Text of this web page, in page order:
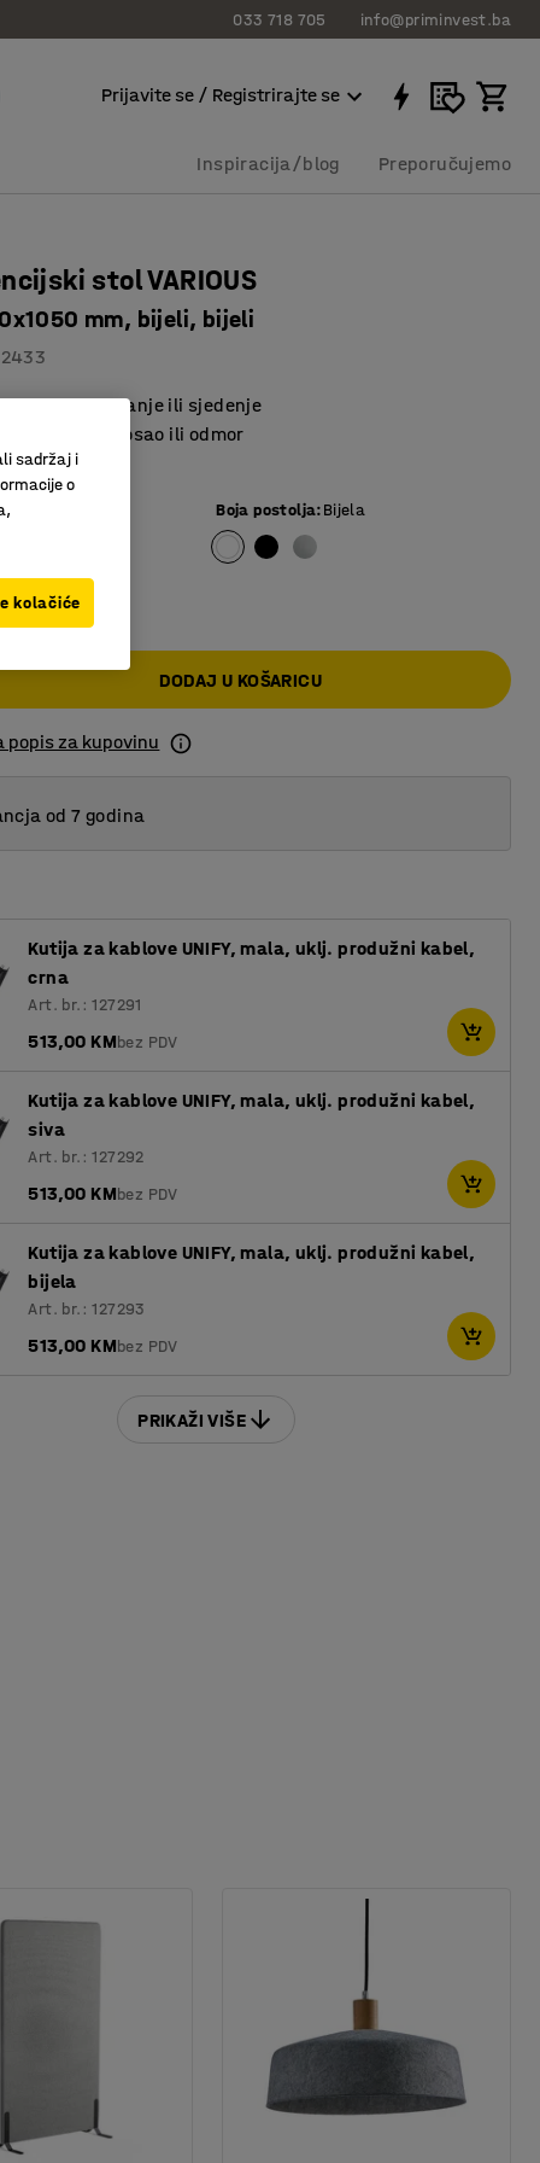
033 718 705 info@priminvest.ba
Prijavite se / Registrirajte se
Inspiracija/blog Preporučujemo
stol VARIOUS
mm, bijeli, bijeli
za stajanje ili sjedenje
sastanke, posao ili odmor
prostora
Boja postolja:Bijela
DODAJ U KOŠARICU
popis za kupovinu
od 7 godina
Kutija za kablove UNIFY, mala, uklj. produžni kabel,
crna
Art. br.: 127291
513,00 KMbez PDV
Kutija za kablove UNIFY, mala, uklj. produžni kabel,
siva
Art. br.: 127292
513,00 KMbez PDV
Kutija za kablove UNIFY, mala, uklj. produžni kabel,
bijela
Art. br.: 127293
513,00 KMbez PDV
PRIKAŽI VIŠE
sadržaj i
o
kolačiće